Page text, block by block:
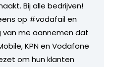
Bij alle bedrijven!
op #vodafail en
van me aannemen dat
KPN en Vodafone
om hun klanten